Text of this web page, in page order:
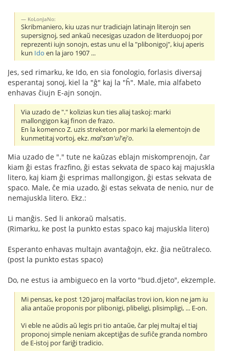
KoLonJaNo:
Skribmaniero, kiu uzas nur tradiciajn latinajn literojn sen
supersignoj, sed ankaŭ necesigas uzadon de literduopoj por
reprezenti iujn sonojn, estas unu el la "plibonigoj", kiuj aperis
kun Ido en la jaro 1907 ...
Jes, sed rimarku, ke Ido, en sia fonologio, forlasis diversaj
esperantaj sonoj, kiel la "ĝ" kaj la "ĥ". Male, mia alfabeto
enhavas ĉiujn E-ajn sonojn.
Via uzado de "." kolizias kun ties aliaj taskoj: marki
mallongigon kaj finon de frazo.
En la komenco Z. uzis streketon por marki la elementojn de
kunmetitaj vortoj, ekz.mal'san'ul'ej'o.
Mia uzado de "." tute ne kaŭzas eblajn miskomprenojn, ĉar
kiam ĝi estas frazfino, ĝi estas sekvata de spaco kaj majuskla
litero, kaj kiam ĝi esprimas mallongigon, ĝi estas sekvata de
spaco. Male, ĉe mia uzado, ĝi estas sekvata de nenio, nur de
nemajuskla litero. Ekz.:
Li manĝis. Sed li ankoraŭ malsatis.
(Rimarku, ke post la punkto estas spaco kaj majuskla litero)
Esperanto enhavas multajn avantaĝojn, ekz. ĝia neŭtraleco.
(post la punkto estas spaco)
Do, ne estus ia ambigueco en la vorto "bud.djeto", ekzemple.
Mi pensas, ke post 120 jaroj malfacilas trovi ion, kion ne jam iu
alia antaŭe proponis por plibonigi, plibeligi, plisimpligi, ... E-on.
Vi eble ne aŭdis aŭ legis pri tio antaŭe, ĉar plej multaj el tiaj
proponoj simple neniam akceptiĝas de sufiĉe granda nombro
de E-istoj por fariĝi tradicio.